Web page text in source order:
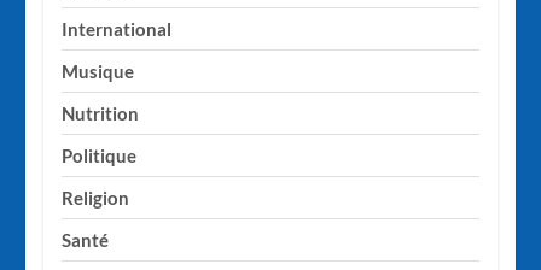
International
Musique
Nutrition
Politique
Religion
Santé